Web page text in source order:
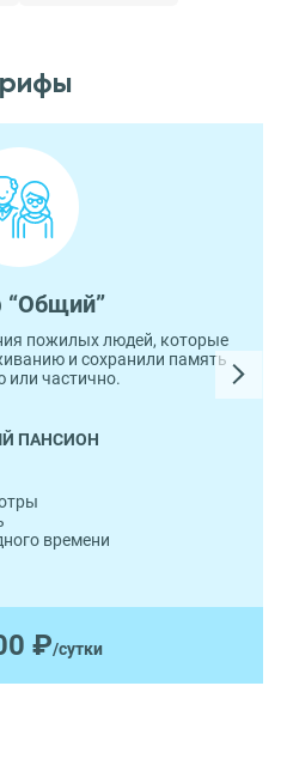
“Общий”
пожилых людей, которые
и сохранили память
или частично.
ПАНСИОН
времени
₽/сутки